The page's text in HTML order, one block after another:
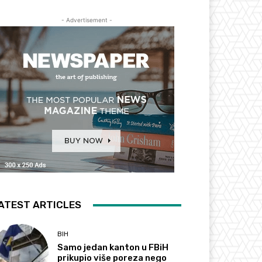
- Advertisement -
ARTICLES
BIH
Samo jedan kanton u FBiH
prikupio više poreza nego